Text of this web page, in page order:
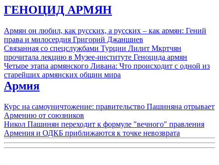
ГЕНОЦИД АРМЯН
Армян он любил, как русских, а русских – как армян: Гений
права и милосердия Григорий Джаншиев
Связанная со спецслужбами Турции Лилит Мкртчян
прочитала лекцию в Музее-институте Геноцида армян
Четыре этапа армянского Ливана: Что происходит с одной из
старейших армянских общин мира
Армия
Курс на самоуничтожение: правительство Пашиняна отрывает
Армению от союзников
Никол Пашинян переходит к формуле "вечного" правления
Армения и ОДКБ приближаются к точке невозврата